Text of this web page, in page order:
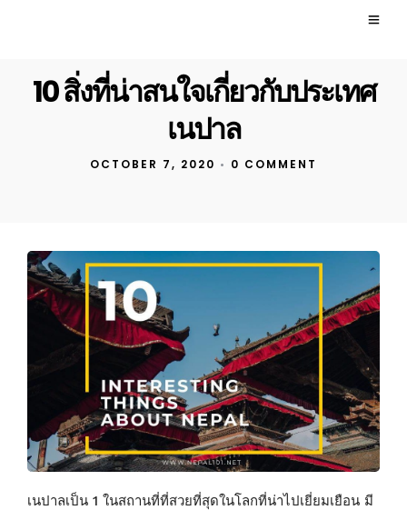
10 สิ่งที่น่าสนใจเกี่ยวกับประเทศ
เนปาล
OCTOBER 7, 2020 • 0 COMMENT
เนปาลเป็น 1 ในสถานที่ที่สวยที่สุดในโลกที่น่าไปเยี่ยมเยือน มี